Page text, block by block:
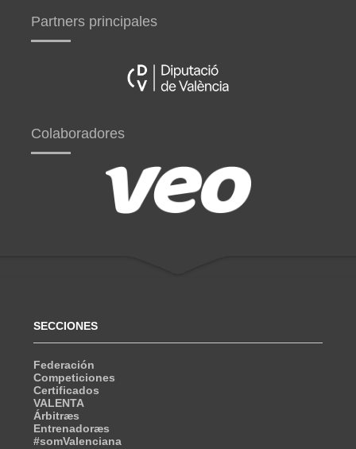
Partners principales
Colaboradores
SECCIONES
Federación
Competiciones
Certificados
VALENTA
Árbitræs
Entrenadoræs
#somValenciana